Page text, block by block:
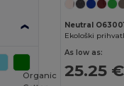
Neutral
As low as:
25.25 €
Organic